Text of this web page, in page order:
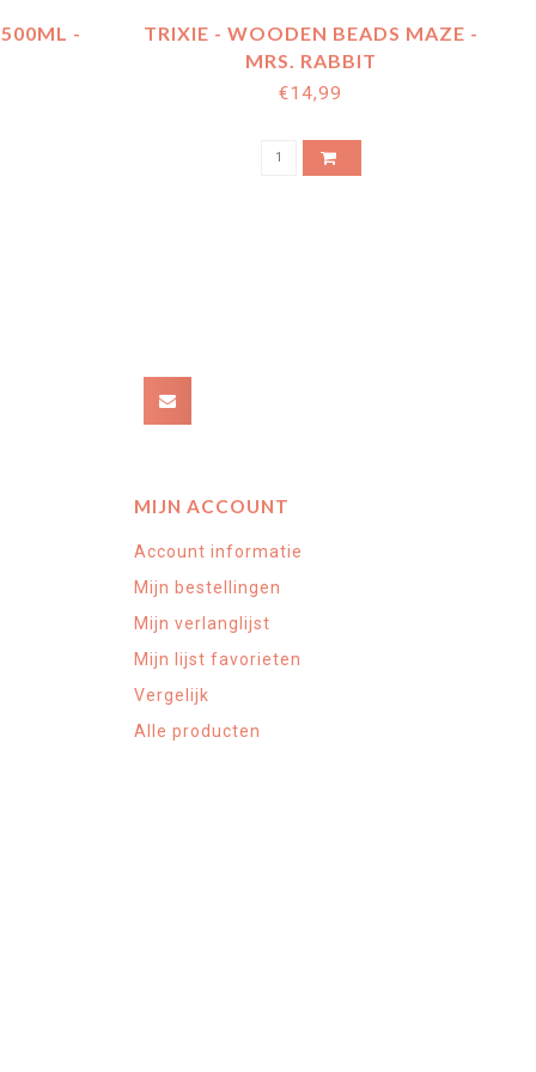
-
TRIXIE - WOODEN BEADS MAZE -
MRS. RABBIT
€14,99
MIJN ACCOUNT
Account informatie
Mijn bestellingen
Mijn verlanglijst
Mijn lijst favorieten
Vergelijk
Alle producten